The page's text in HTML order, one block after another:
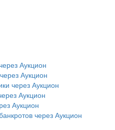
Аукцион
Аукцион
через Аукцион
Аукцион
Аукцион
через Аукцион